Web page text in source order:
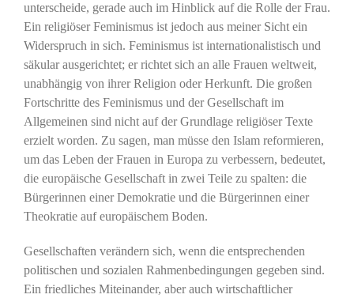
unterscheide, gerade auch im Hinblick auf die Rolle der Frau.
Ein religiöser Feminismus ist jedoch aus meiner Sicht ein
Widerspruch in sich. Feminismus ist internationalistisch und
säkular ausgerichtet; er richtet sich an alle Frauen weltweit,
unabhängig von ihrer Religion oder Herkunft. Die großen
Fortschritte des Feminismus und der Gesellschaft im
Allgemeinen sind nicht auf der Grundlage religiöser Texte
erzielt worden. Zu sagen, man müsse den Islam reformieren,
um das Leben der Frauen in Europa zu verbessern, bedeutet,
die europäische Gesellschaft in zwei Teile zu spalten: die
Bürgerinnen einer Demokratie und die Bürgerinnen einer
Theokratie auf europäischem Boden.
Gesellschaften verändern sich, wenn die entsprechenden
politischen und sozialen Rahmenbedingungen gegeben sind.
Ein friedliches Miteinander, aber auch wirtschaftlicher